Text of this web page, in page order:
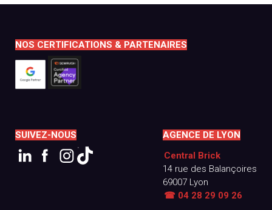
NOS CERTIFICATIONS & PARTENAIRES
SUIVEZ-NOUS
AGENCE DE LYON
Central Brick
14 rue des Balançoires
69007 Lyon
☎ 04 28 29 09 26